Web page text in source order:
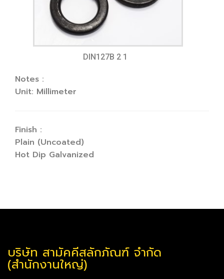
DIN127B 2 1
Notes :
Unit: Millimeter
Finish :
Plain (Uncoated)
Hot Dip Galvanized
บริษัท สามัคคีสลักภัณฑ์ จำกัด
(สำนักงานใหญ่)